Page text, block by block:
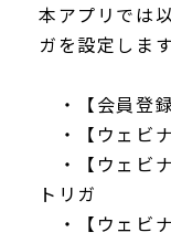
本アプリでは
ガを設定します
・【会員登
・【ウェビ
・【ウェビ
トリガ
・【ウェビ